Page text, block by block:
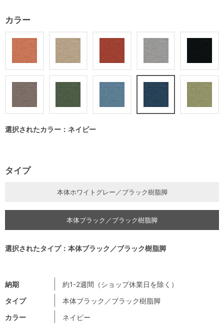
納期
約1-2週間（ショップ休業日を除く）
タイプ
本体ブラック／ブラック樹脂脚
カラー
ネイビー
カラー
選択されたカラー：ネイビー
タイプ
本体ホワイトグレー／ブラック樹脂脚
本体ブラック／ブラック樹脂脚
選択されたタイプ：本体ブラック／ブラック樹脂脚